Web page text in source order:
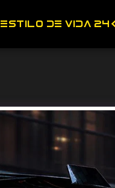
ESTILO DE VIDA